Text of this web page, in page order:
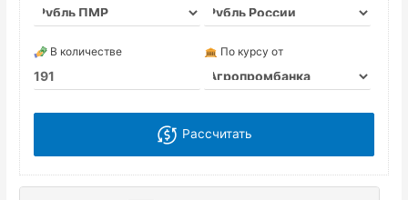
В количестве По курсу от
Рассчитать